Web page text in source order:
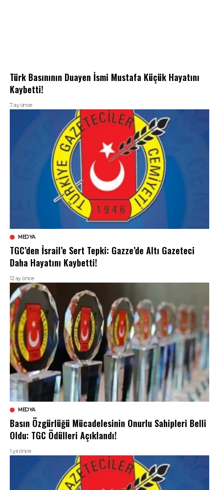
Türk Basınının Duayen İsmi Mustafa Küçük Hayatını
Kaybetti!
7 ay önce
MEDYA
TGC’den İsrail’e Sert Tepki: Gazze’de Altı Gazeteci
Daha Hayatını Kaybetti!
12 ay önce
MEDYA
Basın Özgürlüğü Mücadelesinin Onurlu Sahipleri Belli
Oldu: TGC Ödülleri Açıklandı!
1 yıl önce